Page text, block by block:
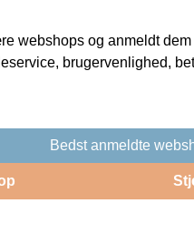
webshops og anmeldt
brugervenlighed,
Bedst anmeldte